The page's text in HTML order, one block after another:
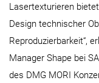
Lasertexturieren
Design technischer
Reproduzierbarkeit“,
Manager Shape bei
des DMG MORI